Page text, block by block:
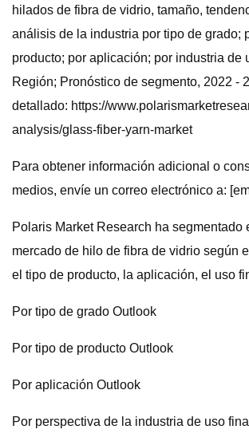
hilados de fibra de vidrio, tamaño,
análisis de la industria por tipo de grado;
producto; por aplicación; por industria de
Región; Pronóstico de segmento, 2022 -
detallado: https://
analysis/glass-fiber-yarn-market
Para obtener información adicional o
medios, envíe un correo electrónico a:
Polaris Market Research ha segmentado
mercado de hilo de fibra de vidrio según
el tipo de producto, la aplicación, el uso
Por tipo de grado Outlook
Por tipo de producto Outlook
Por aplicación Outlook
Por perspectiva de la industria de uso final